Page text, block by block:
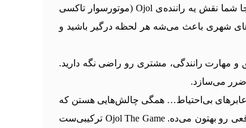
Ojol The Game فقط یه بازی نیست، یه شبیه‌ساز واقع‌گرایانه از دنیای راننده‌های خدماتی آنلاین در خیابون‌های شلوغ اندونزیه. اینجا شما نقش یه راننده‌ی Ojol (موتور‌سوار تاکسی
شهری باعث می‌شه هر لحظه درگیر باشید و
و مهارت رانندگی، مشتری رو راضی نگه دارید.
ضرر می‌سازد.
عابرهای بی‌احتیاط… همگی چالش‌هایی هستن که
باید باهاشون کنار بیاید. اما در مقابل، وقتی مأموریت‌هاتون رو کامل انجام می‌دید، آرامش شب و چراغ‌های شهر، حس موفقیت واقعی رو بهتون می‌ده. Ojol The Game ترکیبی‌ست